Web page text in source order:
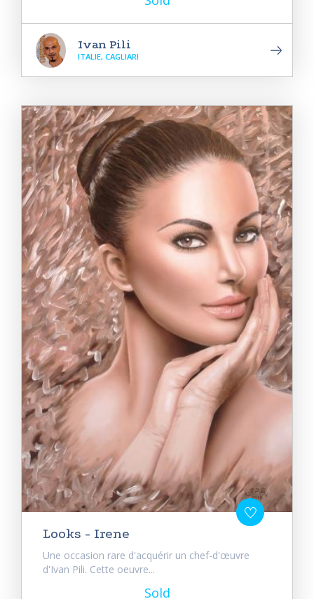
Ivan Pili
ITALIE, CAGLIARI
Looks - Irene
Une occasion rare d'acquérir un chef-d'œuvre
d'Ivan Pili. Cette oeuvre...
Sold